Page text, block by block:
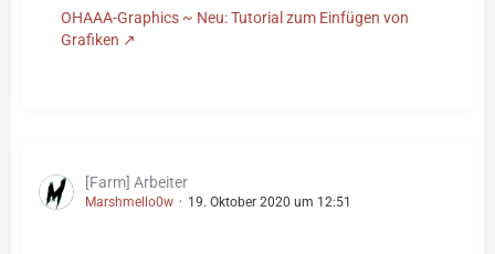
OHAAA-Graphics ~ Neu: Tutorial zum Einfügen von
Grafiken
[Farm] Arbeiter
Marshmello0w 19. Oktober 2020 um 12:51